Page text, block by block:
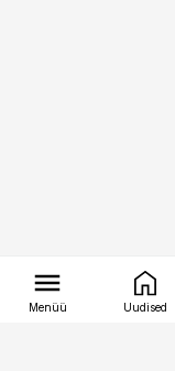
Menüü Uudised